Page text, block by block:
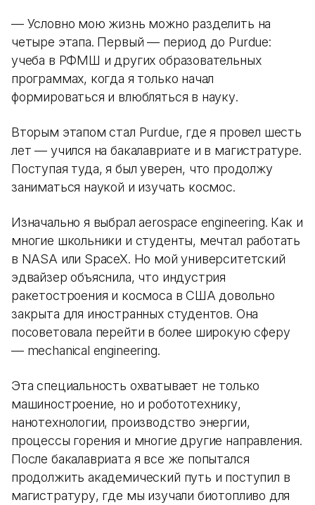
— Условно мою жизнь можно разделить на
четыре этапа. Первый — период до Purdue:
учеба в РФМШ и других образовательных
программах, когда я только начал
формироваться и влюбляться в науку.
Вторым этапом стал Purdue, где я провел шесть
лет — учился на бакалавриате и в магистратуре.
Поступая туда, я был уверен, что продолжу
заниматься наукой и изучать космос.
Изначально я выбрал aerospace engineering. Как и
многие школьники и студенты, мечтал работать
в NASA или SpaceX. Но мой университетский
эдвайзер объяснила, что индустрия
ракетостроения и космоса в США довольно
закрыта для иностранных студентов. Она
посоветовала перейти в более широкую сферу
— mechanical engineering.
Эта специальность охватывает не только
машиностроение, но и робототехнику,
нанотехнологии, производство энергии,
процессы горения и многие другие направления.
После бакалавриата я все же попытался
продолжить академический путь и поступил в
магистратуру, где мы изучали биотопливо для